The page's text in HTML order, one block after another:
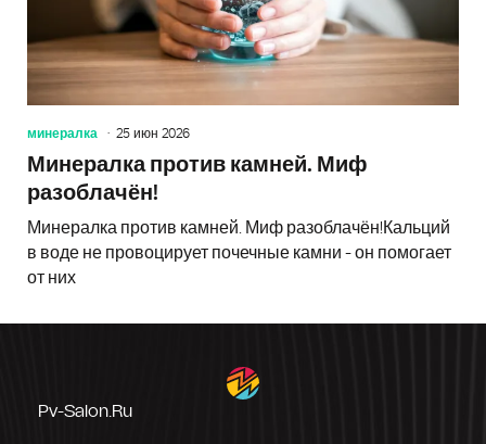
минералка 25 июн 2026
Минералка против камней. Миф
разоблачён!
Минералка против камней. Миф разоблачён!Кальций
в воде не провоцирует почечные камни - он помогает
от них
Pv-Salon.ru